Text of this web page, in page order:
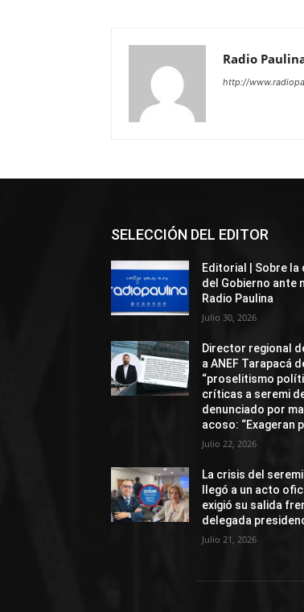
Radio
http://
SELECCIÓN DEL EDITOR
Editorial | Sobre la
del Gobierno ante
Radio Paulina
Julio 30, 2026
Director regional
a ANEF Tarapacá
“proselitismo
críticas a seremi
denunciado por
acoso: “Exageran
Julio 22, 2026
La crisis del
llegó a un acto
exigió su salida
delegada
Julio 21, 2026